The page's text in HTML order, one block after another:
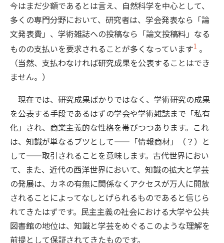
今はまだ少額であるとは言え、自然科学を中心として、
多くの専門分野において、研究者は、学会発表なら「論
文発表費」、学術雑誌への投稿なら「論文投稿料」なる
ものの支払いを要求されることが多くなっています1 。
（当然、支払わなければ研究成果を公表することはでき
ません。）
現在では、研究成果ばかりではなく、学術研究の成果
を公表する手段であるはずの学会や学術雑誌まで「私有
化」され、商業主義的な性格を帯びつつあります。これ
は、知識が単なるブツとして——「情報商材」（？）と
して——取引されることを意味します。古代世界におい
て、また、近代の西洋世界において、知識の拡大と学芸
の発展は、カネの有無に関係なくアクセスが万人に開放
されることによってなしとげられるものであると信じら
れてきたはずです。民主主義の社会における大学や公共
図書館の地位は、知識と学芸をめぐるこのような理解を
前提として保証されてきたものです。